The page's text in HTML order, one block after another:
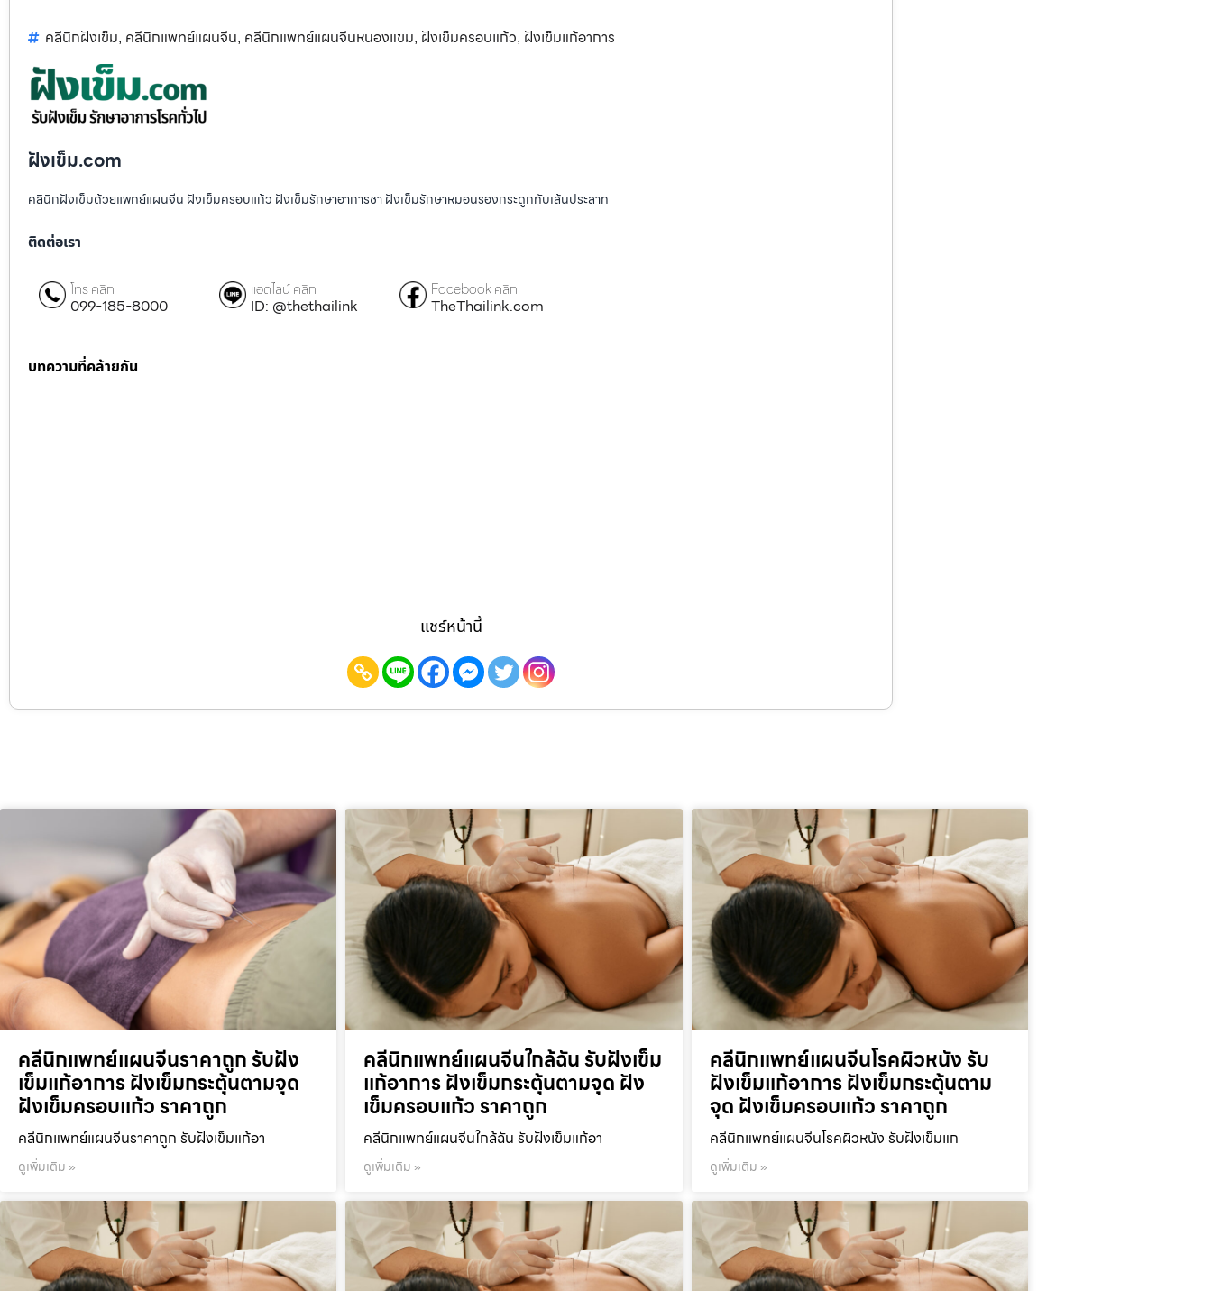
คลีนิกฝังเข็ม, คลีนิกแพทย์แผนจีน, คลีนิกแพทย์แผนจีนหนองแขม, ฝังเข็มครอบแก้ว, ฝังเข็มแก้อาการ
ฝังเข็ม.com
คลินิกฝังเข็มด้วยแพทย์แผนจีน ฝังเข็มครอบแก้ว ฝังเข็มรักษาอาการชา ฝังเข็มรักษาหมอนรองกระดูกทับเส้นประสาท
ติดต่อเรา
โทร คลิก
099-185-8000
แอดไลน์ คลิก
ID: @thethailink
Facebook คลิก
TheThailink.com
บทความที่คล้ายกัน
แชร์หน้านี้
คลีนิกแพทย์แผนจีนราคาถูก รับฝัง
เข็มแก้อาการ ฝังเข็มกระตุ้นตามจุด
ฝังเข็มครอบแก้ว ราคาถูก
คลีนิกแพทย์แผนจีนราคาถูก รับฝังเข็มแก้อา
ดูเพิ่มเติม »
คลีนิกแพทย์แผนจีนใกล้ฉัน รับฝังเข็ม
แก้อาการ ฝังเข็มกระตุ้นตามจุด ฝัง
เข็มครอบแก้ว ราคาถูก
คลีนิกแพทย์แผนจีนใกล้ฉัน รับฝังเข็มแก้อา
ดูเพิ่มเติม »
คลีนิกแพทย์แผนจีนโรคผิวหนัง รับ
ฝังเข็มแก้อาการ ฝังเข็มกระตุ้นตาม
จุด ฝังเข็มครอบแก้ว ราคาถูก
คลีนิกแพทย์แผนจีนโรคผิวหนัง รับฝังเข็มแก
ดูเพิ่มเติม »